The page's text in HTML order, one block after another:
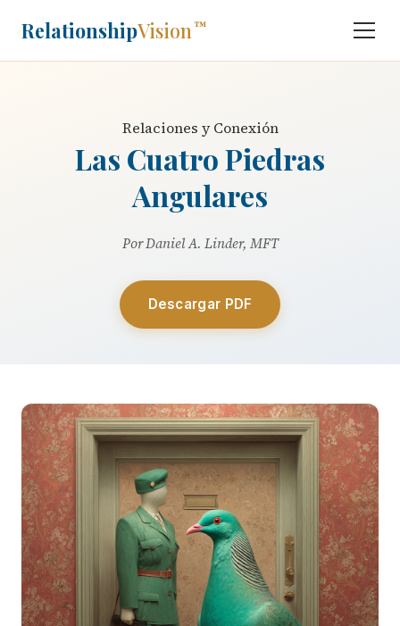
RelationshipVision ™
Relaciones y Conexión
Las Cuatro Piedras
Angulares
Por Daniel A. Linder, MFT
Descargar PDF